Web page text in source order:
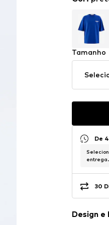
Tamanho
De
entrega.
30
Design e